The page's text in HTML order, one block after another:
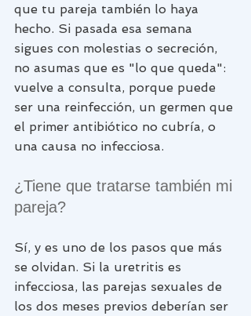
que tu pareja también lo haya
hecho. Si pasada esa semana
sigues con molestias o secreción,
no asumas que es "lo que queda":
vuelve a consulta, porque puede
ser una reinfección, un germen que
el primer antibiótico no cubría, o
una causa no infecciosa.
¿Tiene que tratarse también mi
pareja?
Sí, y es uno de los pasos que más
se olvidan. Si la uretritis es
infecciosa, las parejas sexuales de
los dos meses previos deberían ser